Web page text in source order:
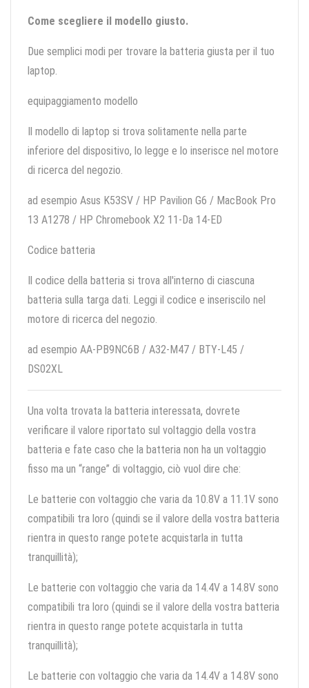
Come scegliere il modello giusto.
Due semplici modi per trovare la batteria giusta per il tuo
laptop.
equipaggiamento modello
Il modello di laptop si trova solitamente nella parte
inferiore del dispositivo, lo legge e lo inserisce nel motore
di ricerca del negozio.
ad esempio Asus K53SV / HP Pavilion G6 / MacBook Pro
13 A1278 / HP Chromebook X2 11-Da 14-ED
Codice batteria
Il codice della batteria si trova all'interno di ciascuna
batteria sulla targa dati. Leggi il codice e inseriscilo nel
motore di ricerca del negozio.
ad esempio AA-PB9NC6B / A32-M47 / BTY-L45 /
DS02XL
Una volta trovata la batteria interessata, dovrete
verificare il valore riportato sul voltaggio della vostra
batteria e fate caso che la batteria non ha un voltaggio
fisso ma un “range” di voltaggio, ciò vuol dire che:
Le batterie con voltaggio che varia da 10.8V a 11.1V sono
compatibili tra loro (quindi se il valore della vostra batteria
rientra in questo range potete acquistarla in tutta
tranquillità);
Le batterie con voltaggio che varia da 14.4V a 14.8V sono
compatibili tra loro (quindi se il valore della vostra batteria
rientra in questo range potete acquistarla in tutta
tranquillità);
Le batterie con voltaggio che varia da 14.4V a 14.8V sono